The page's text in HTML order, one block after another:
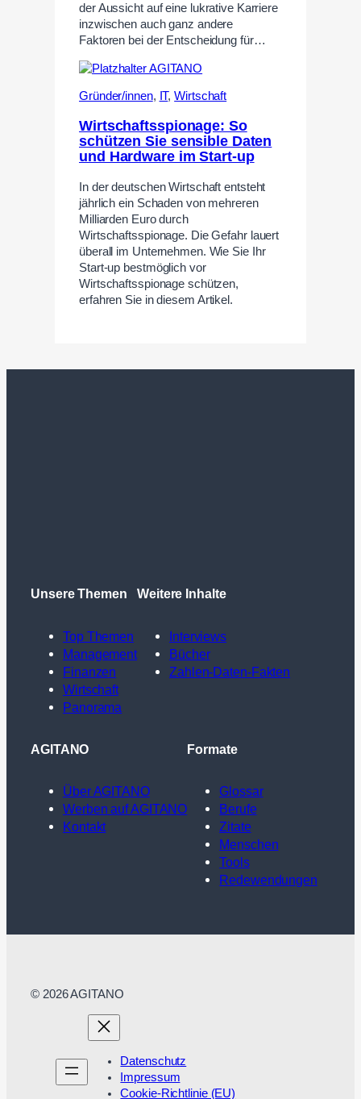
der Aussicht auf eine lukrative Karriere
inzwischen auch ganz andere
Faktoren bei der Entscheidung für…
Gründer/innen, IT,Wirtschaft
Wirtschaftsspionage: So
schützen Sie sensible Daten
und Hardware im Start-up
In der deutschen Wirtschaft entsteht
jährlich ein Schaden von mehreren
Milliarden Euro durch
Wirtschaftsspionage. Die Gefahr lauert
überall im Unternehmen. Wie Sie Ihr
Start-up bestmöglich vor
Wirtschaftsspionage schützen,
erfahren Sie in diesem Artikel.
Unsere Themen
Top Themen
Management
Finanzen
Wirtschaft
Panorama
Weitere Inhalte
Interviews
Bücher
Zahlen-Daten-Fakten
AGITANO
Über AGITANO
Werben auf AGITANO
Kontakt
Formate
Glossar
Berufe
Zitate
Menschen
Tools
Redewendungen
© 2026 AGITANO
Datenschutz
Impressum
Cookie-Richtlinie (EU)